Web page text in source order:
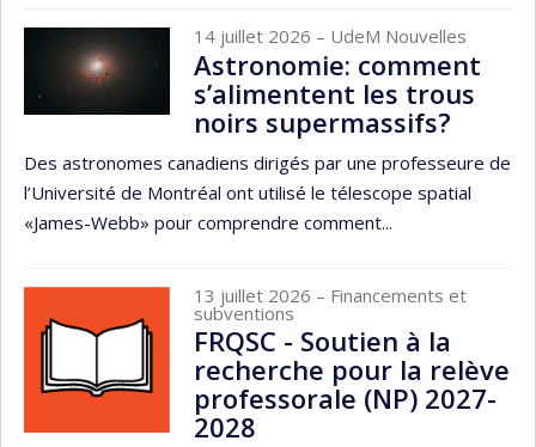
14 juillet 2026 – UdeM Nouvelles
Astronomie: comment
s’alimentent les trous
noirs supermassifs?
Des astronomes canadiens dirigés par une professeure de
l’Université de Montréal ont utilisé le télescope spatial
«James-Webb» pour comprendre comment...
13 juillet 2026 – Financements et
subventions
FRQSC - Soutien à la
recherche pour la relève
professorale (NP) 2027-
2028